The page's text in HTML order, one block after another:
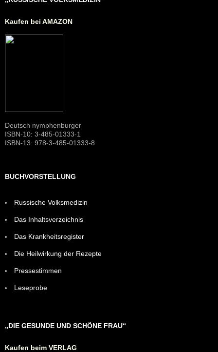
Kaufen bei AMAZON
Deutsch nymphenburger
ISBN-10: 3-485-01333-1
ISBN-13: 978-3-485-01333-8
BUCHVORSTELLUNG
Russische Volksmedizin
Das Inhaltsverzeichnis
Das Krankheitsregister
Die Heilwirkung der Rezepte
Pressestimmen
Leseprobe
„DIE GESUNDE UND SCHÖNE FRAU“
Kaufen beim VERLAG